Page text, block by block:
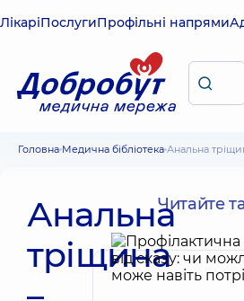
ЛікаріПослугиПрофільні напрями
Головна Медична бібліотека Анальна тріщина –
Анальна
тріщина
Читайте